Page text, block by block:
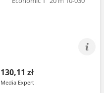
130,11 zł
Media Expert